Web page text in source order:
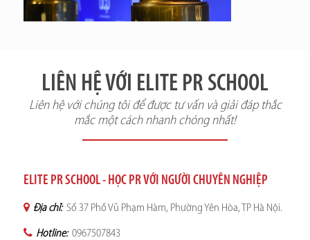
LIÊN HỆ VỚI ELITE PR SCHOOL
Liên hệ với chúng tôi để được tư vấn và giải đáp thắc
mắc một cách nhanh chóng nhất!
ELITE PR SCHOOL - HỌC PR VỚI NGƯỜI CHUYÊN NGHIỆP
Địa chỉ: Số 37 Phố Vũ Phạm Hàm, Phường Yên Hòa, TP Hà Nội.
Hotline: 0967507843